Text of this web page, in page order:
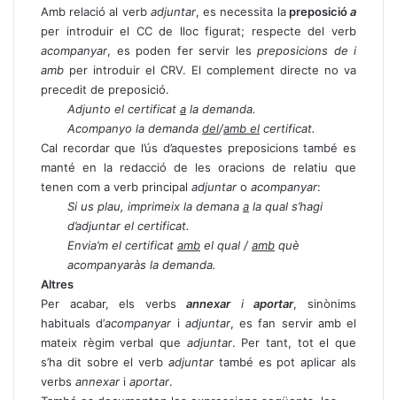
Amb relació al verb adjuntar, es necessita lapreposicióa
per introduir el CC de lloc figurat; respecte del verb
acompanyar, es poden fer servir les preposicions de i
amb per introduir el CRV. El complement directe no va
precedit de preposició.
Adjunto el certificat a la demanda.
Acompanyo la demanda del/amb el certificat.
Cal recordar que l’ús d’aquestes preposicions també es
manté en la redacció de les oracions de relatiu que
tenen com a verb principal adjuntar o acompanyar:
Si us plau, imprimeix la demana a la qual s’hagi
d’adjuntar el certificat.
Envia’m el certificat amb el qual /amb què
acompanyaràs la demanda.
Altres
Per acabar, els verbsannexariaportar, sinònims
habituals d’acompanyar i adjuntar, es fan servir amb el
mateix règim verbal que adjuntar. Per tant, tot el que
s’ha dit sobre el verb adjuntar també es pot aplicar als
verbs annexar i aportar.